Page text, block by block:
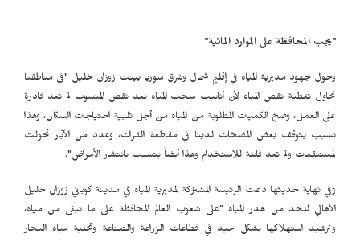
"يجب المحافظة على الموارد المائية"
وحول جهود مديرية المياه في إقليم شمال وشرق سوريا بينت زوزان خليل "في مناطقنا
نحاول تغطية نقص المياه لأن أنابيب سحب المياه بعد نقص المنسوب لم تعد قادرة
على العمل، وضخ الكميات المطلوبة من المياه من أجل تلبية احتياجات السكان، وهذا
تسبب بتوقف بعض المضخات لدينا في مقاطعة الفرات، وعدد من الآبار تحولت
لمستنقعات ولم تعد قابلة للاستخدام وهذا أيضاً يتسبب بانتشار الأمراض".
وفي نهاية حديثها دعت الرئيسة المشتركة لمديرية المياه في مدينة كوباني زوزان خليل
الأهالي للحد من هدر المياه "على شعوب العالم المحافظة على ما تبقى من مياه،
وترشيد استهلاكها بشكل جيد في قطاعات الزراعة والصناعة وتحلية مياه البحار